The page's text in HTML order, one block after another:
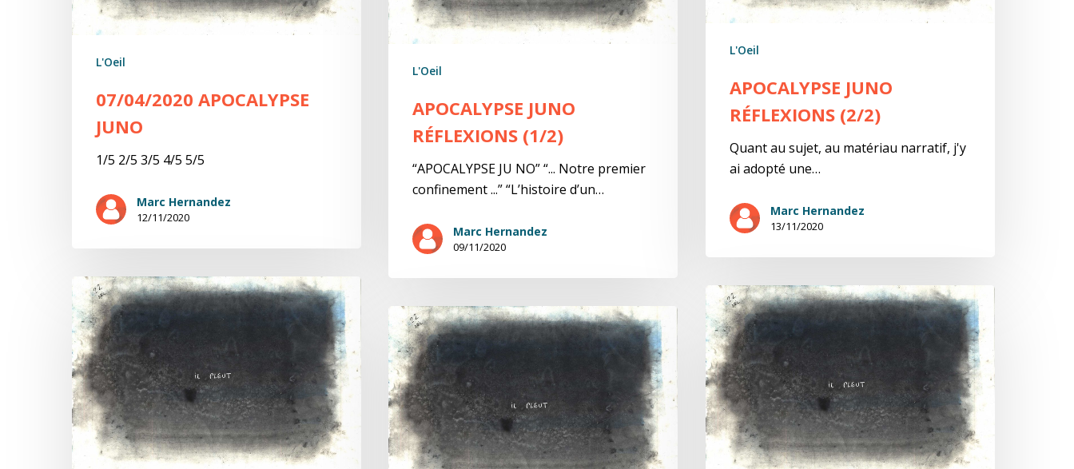
L'Oeil
APOCALYPSE JUNO
RÉFLEXIONS (2/2)
Quant au sujet, au matériau narratif, j'y
ai adopté une…
Marc Hernandez
13/11/2020
L'Oeil
07/04/2020 APOCALYPSE
JUNO
1/5 2/5 3/5 4/5 5/5
Marc Hernandez
12/11/2020
L'Oeil
APOCALYPSE JUNO
RÉFLEXIONS (1/2)
“APOCALYPSE JU NO” “... Notre premier
confinement ...” “L’histoire d’un…
Marc Hernandez
09/11/2020
04/05/2020
Apocalypse
juNo
04/04/2020
Apocalypse
juNo
29-
31/03/2020
Apocaplypse
juNo